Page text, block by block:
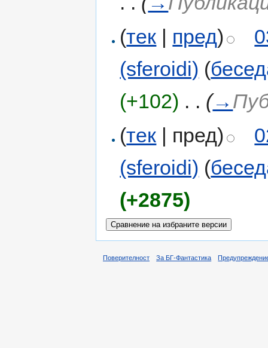
(тек | пред)
(sferoidi) (
(+102) . . (→
(тек | пред)
(sferoidi) (
(+2875)
Поверителност За БГ-Фантастика